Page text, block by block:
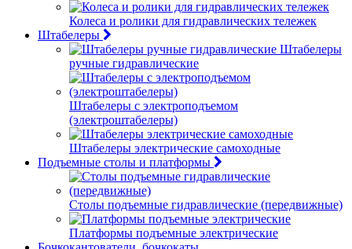
Колеса и ролики для гидравлических тележек
Штабелеры
Штабелеры
ручные гидравлические
Штабелеры с электроподъемом
(электроштабелеры)
Штабелеры электрические самоходные
Подъемные столы и платформы
Столы подъемные гидравлические (передвижные)
Платформы подъемные электрические